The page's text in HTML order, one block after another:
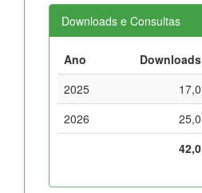
Downloads e Consultas
Ano Downloads
2025
17,0
2026
25,0
42,0